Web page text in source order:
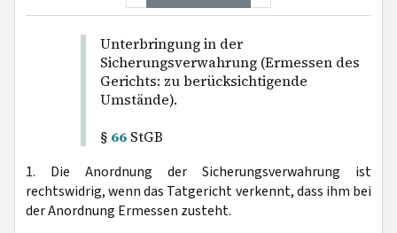
Unterbringung in der
Sicherungsverwahrung (Ermessen des
Gerichts: zu berücksichtigende
Umstände).
§ 66 StGB
1. Die Anordnung der Sicherungsverwahrung ist
rechtswidrig, wenn das Tatgericht verkennt, dass ihm bei
der Anordnung Ermessen zusteht.